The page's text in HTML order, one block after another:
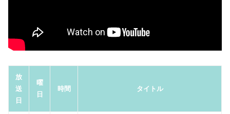
放
送
日
曜
日
時間 タイトル